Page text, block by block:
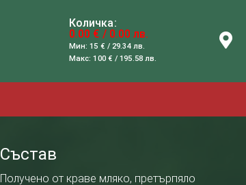
Количка:
0.00 € / 0.00 лв.
Мин: 15 € / 29.34 лв.
Макс: 100 € / 195.58 лв.
Състав
Получено от краве мляко, претърпяло